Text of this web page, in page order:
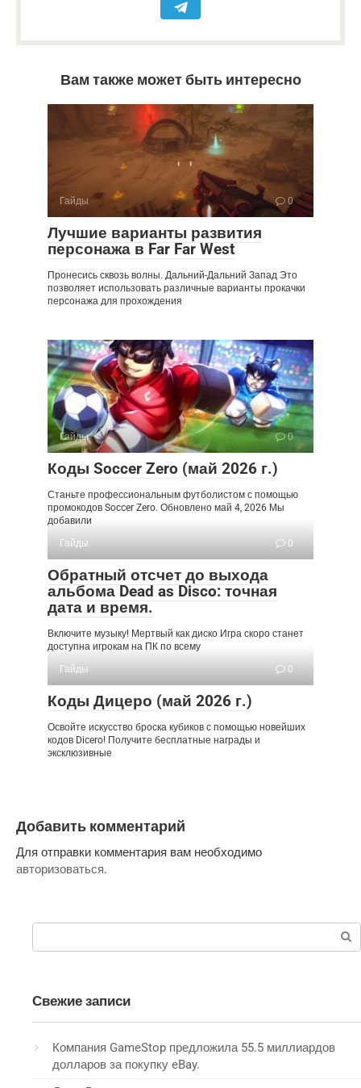
Вам также может быть интересно
Гайды 0
Лучшие варианты развития
персонажа в Far Far West
Пронесись сквозь волны. Дальний-Дальний Запад Это
позволяет использовать различные варианты прокачки
персонажа для прохождения
Гайды 0
Коды Soccer Zero (май 2026 г.)
Станьте профессиональным футболистом с помощью
промокодов Soccer Zero. Обновлено май 4, 2026 Мы
добавили
Гайды
0
Обратный отсчет до выхода
альбома Dead as Disco: точная
дата и время.
Включите музыку! Мертвый как диско Игра скоро станет
доступна игрокам на ПК по всему
Гайды
0
Коды Дицеро (май 2026 г.)
Освойте искусство броска кубиков с помощью новейших
кодов Dicero! Получите бесплатные награды и
эксклюзивные
Добавить комментарий
Для отправки комментария вам необходимо
авторизоваться.
Поиск:
Свежие записи
Компания GameStop предложила 55.5 миллиардов
долларов за покупку eBay.